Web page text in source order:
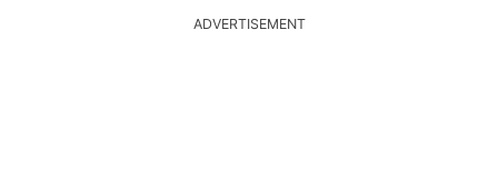
ADVERTISEMENT